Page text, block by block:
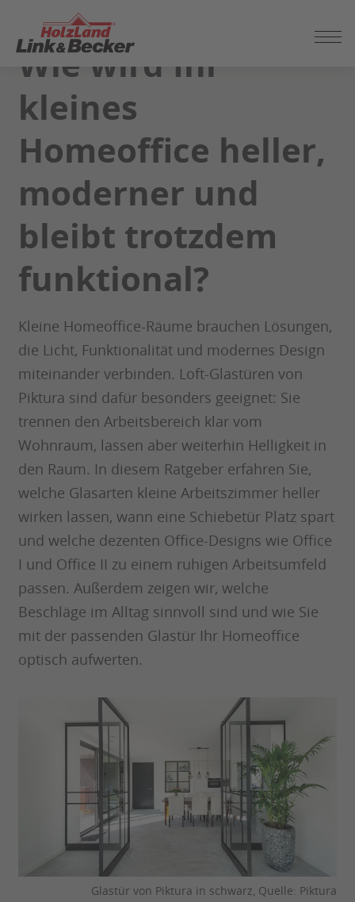
SEITENINHALT
SPRINGEN
Wie wird Ihr
kleines
Homeoffice heller,
moderner und
bleibt trotzdem
funktional?
Kleine Homeoffice-Räume brauchen Lösungen,
die Licht, Funktionalität und modernes Design
miteinander verbinden. Loft-Glastüren von
Piktura sind dafür besonders geeignet: Sie
trennen den Arbeitsbereich klar vom
Wohnraum, lassen aber weiterhin Helligkeit in
den Raum. In diesem Ratgeber erfahren Sie,
welche Glasarten kleine Arbeitszimmer heller
wirken lassen, wann eine Schiebetür Platz spart
und welche dezenten Office-Designs wie Office
I und Office II zu einem ruhigen Arbeitsumfeld
passen. Außerdem zeigen wir, welche
Beschläge im Alltag sinnvoll sind und wie Sie
mit der passenden Glastür Ihr Homeoffice
optisch aufwerten.
Glastür von Piktura in schwarz, Quelle: Piktura